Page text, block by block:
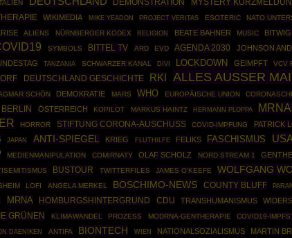
DEMONSTRATION MYSTERY
WIKIMEDIA MIKE YEADON PROJECT VERITAS ESOTERIC NATO
ALIENS NÜRNBERGER KODEX RELIGION BEATE BAHNER MUSIC
SYMBOLS BITTEL TV ARD EVD AGENDA 2030 JOHNSON
TANZANIA SCHWARZER KANAL DIVI LOCKDOWN GEIMPFT VCV
DEUTSCHLAND GESCHICHTE RKI ALLES AUSSER
SCHÖN DEMOKRATIE MARS WHO EUROPÄISCHE UNION
BERLIN ÖSTERREICH KOPILOT MARKUS HAINTZ HERMANN PLOPPA
HORROR STIFTUNG CORONA-AUSCHUSS COVID-IMPFUNG PATRICK
JAPAN ANTI-SPIEGEL KRIEG FLUTHILFE FELIKS FASCHISMUS
MEDIENMANIPULATION COMIRNATY OLAF SCHOLZ NORD STREAM 1
BUSTOUR TWITTERFILES JAMES O'KEEFE WOLFGANG
LOFI ANGELA MERKEL BOSCHIMO-NEWS COUNTY BLUFF
MRNA HOMBURGSHINTERGRUND CDU TRANSHUMANISMUS
GRÜNEN KLIMAWANDEL PROZESS MODRNA-GENTHERAPIE COVID19-
DAENIKEN ANTIFA BIONTECH WIEN NATIONALSOZIALISMUS MARTIN